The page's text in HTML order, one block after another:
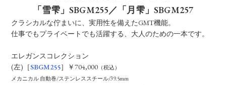
「雪雫」SBGM255／「月雫」SBGM257
クラシカルな佇まいに、実用性を備えたGMT機能。
仕事でもプライベートでも活躍する、大人のための一本です。
エレガンスコレクション
(左)［SBGM255］￥704,000 （税込）
メカニカル 自動巻/ステンレススチール/39.5mm